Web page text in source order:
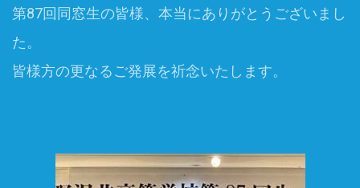
第87回同窓生の皆様、本当にありがとうございまし
た。
皆様方の更なるご発展を祈念いたします。